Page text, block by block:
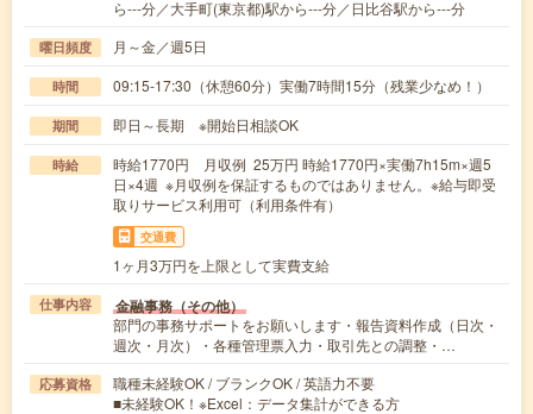
ら---分／大手町(東京都)駅から---分／日比谷駅から---分
曜日頻度 月～金／週5日
時間 09:15-17:30（休憩60分）実働7時間15分（残業少なめ！）
期間 即日～長期 ※開始日相談OK
時給
時給1770円 月収例 25万円 時給1770円×実働7h15m×週5
日×4週 ※月収例を保証するものではありません。※給与即受
取りサービス利用可（利用条件有）
交通費
1ヶ月3万円を上限として実費支給
仕事内容 金融事務（その他）
部門の事務サポートをお願いします・報告資料作成（日次・
週次・月次）・各種管理票入力・取引先との調整・…
応募資格
職種未経験OK / ブランクOK / 英語力不要
■未経験OK！※Excel：データ集計ができる方